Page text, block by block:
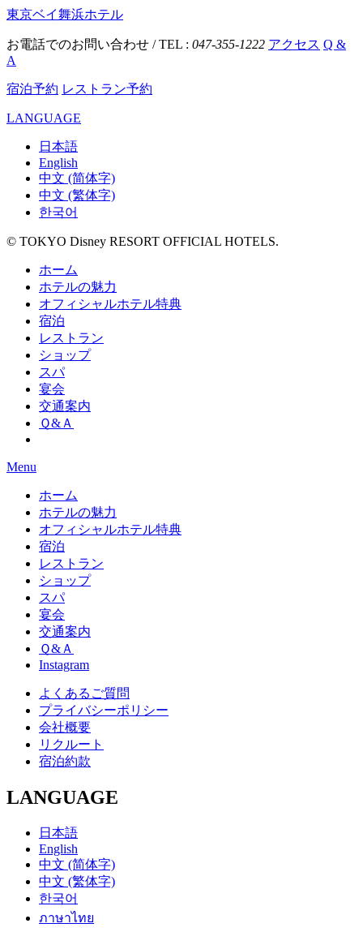
東京ベイ舞浜ホテル
お電話でのお問い合わせ / TEL : 047-355-1222 アクセス Q &
A
宿泊予約 レストラン予約
LANGUAGE
日本語
English
中文 (简体字)
中文 (繁体字)
한국어
© TOKYO Disney RESORT OFFICIAL HOTELS.
ホーム
ホテルの魅力
オフィシャルホテル特典
宿泊
レストラン
ショップ
スパ
宴会
交通案内
Ｑ&Ａ
Menu
ホーム
ホテルの魅力
オフィシャルホテル特典
宿泊
レストラン
ショップ
スパ
宴会
交通案内
Ｑ&Ａ
Instagram
よくあるご質問
プライバシーポリシー
会社概要
リクルート
宿泊約款
LANGUAGE
日本語
English
中文 (简体字)
中文 (繁体字)
한국어
ภาษาไทย